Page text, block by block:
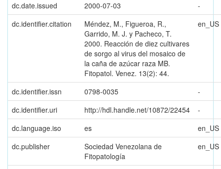
dc.date.issued
2000-07-03
-
dc.identifier.citation
Méndez, M., Figueroa, R.,
Garrido, M. J. y Pacheco, T.
2000. Reacción de diez cultivares
de sorgo al virus del mosaico de
la caña de azúcar raza MB.
Fitopatol. Venez. 13(2): 44.
en_US
dc.identifier.issn 0798-0035
-
dc.identifier.uri
http://hdl.handle.net/10872/22454
-
dc.language.iso
es
en_US
dc.publisher
Sociedad Venezolana de
Fitopatología
en_US